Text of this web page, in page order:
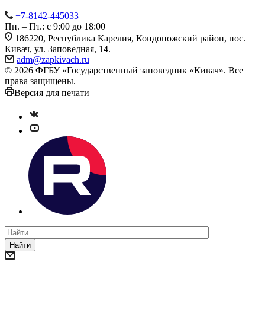
+7-8142-445033
Пн. – Пт.: с 9:00 до 18:00
186220, Республика Карелия, Кондопожский район, пос.
Кивач, ул. Заповедная, 14.
adm@zapkivach.ru
© 2026 ФГБУ «Государственный заповедник «Кивач». Все
права защищены.
Версия для печати
Найти